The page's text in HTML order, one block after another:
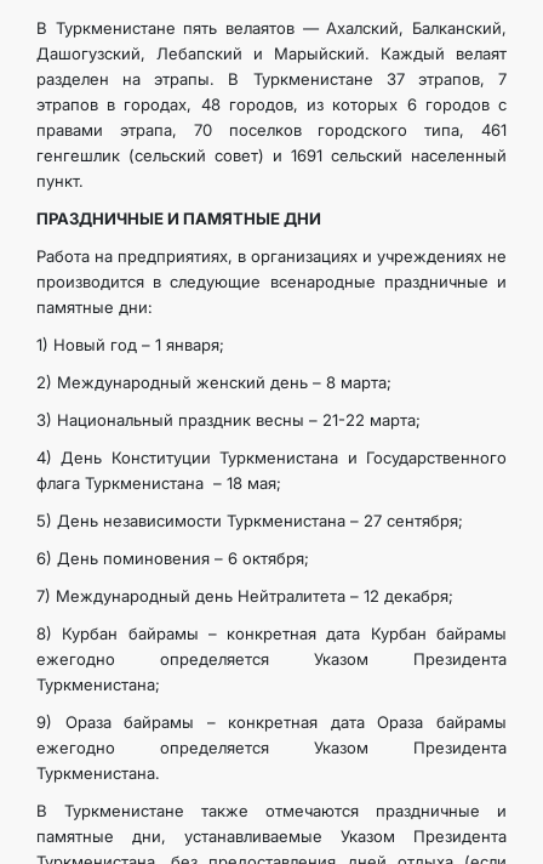
В Туркменистане пять велаятов — Ахалский, Балканский,
Дашогузский, Лебапский и Марыйский. Каждый велаят
разделен на этрапы. В Туркменистане 37 этрапов, 7
этрапов в городах, 48 городов, из которых 6 городов с
правами этрапа, 70 поселков городского типа, 461
генгешлик (сельский совет) и 1691 сельский населенный
пункт.
ПРАЗДНИЧНЫЕ И ПАМЯТНЫЕ ДНИ
Работа на предприятиях, в организациях и учреждениях не
производится в следующие всенародные праздничные и
памятные дни:
1) Новый год – 1 января;
2) Международный женский день – 8 марта;
3) Национальный праздник весны – 21-22 марта;
4) День Конституции Туркменистана и Государственного
флага Туркменистана – 18 мая;
5) День независимости Туркменистана – 27 сентября;
6) День поминовения – 6 октября;
7) Международный день Нейтралитета – 12 декабря;
8) Курбан байрамы – конкретная дата Курбан байрамы
ежегодно определяется Указом Президента
Туркменистана;
9) Ораза байрамы – конкретная дата Ораза байрамы
ежегодно определяется Указом Президента
Туркменистана.
В Туркменистане также отмечаются праздничные и
памятные дни, устанавливаемые Указом Президента